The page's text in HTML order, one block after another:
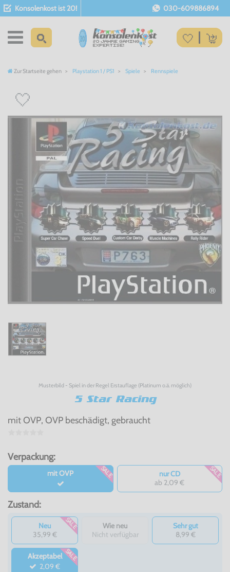
Konsolenkost ist 20! 030-609886894
Zur Startseite gehen Playstation 1 / PS1 Spiele Rennspiele
Musterbild - Spiel in der Regel Erstauflage (Platinum o.ä. möglich)
5 Star Racing
mit OVP, OVP beschädigt, gebraucht
Verpackung:
mit OVP SALE
nur CD
ab 2,09 €
SALE
Zustand:
Neu
35,99 €
SALE
Wie neu
Nicht verfügbar
Sehr gut
8,99 €
Akzeptabel
2,09 €
SALE